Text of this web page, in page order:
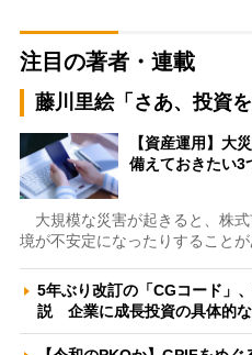
注目の著者・連載
藤川里絵「さあ、投資を
【資産運用】大
備えておきたい
大規模な災害が起きると、株
境が不安定になったりすること
5年ぶり改訂の「CGコード」
説 企業に成長投資の具体的